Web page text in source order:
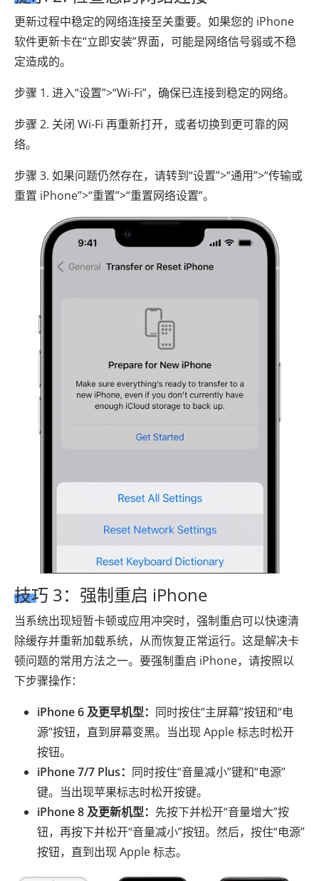
更新过程中稳定的网络连接至关重要。如果您的 iPhone
软件更新卡在“立即安装”界面，可能是网络信号弱或不稳
定造成的。
步骤 1. 进入“设置”>“Wi-Fi”，确保已连接到稳定的网络。
步骤 2. 关闭 Wi-Fi 再重新打开，或者切换到更可靠的网
络。
步骤 3. 如果问题仍然存在，请转到“设置”>“通用”>“传输或
重置 iPhone”>“重置”>“重置网络设置”。
技巧 3：强制重启 iPhone
当系统出现短暂卡顿或应用冲突时，强制重启可以快速清
除缓存并重新加载系统，从而恢复正常运行。这是解决卡
顿问题的常用方法之一。要强制重启 iPhone，请按照以
下步骤操作：
iPhone 6 及更早机型： 同时按住“主屏幕”按钮和“电
源”按钮，直到屏幕变黑。当出现 Apple 标志时松开
按钮。
iPhone 7/7 Plus： 同时按住“音量减小”键和“电源”
键。当出现苹果标志时松开按键。
iPhone 8 及更新机型： 先按下并松开“音量增大”按
钮，再按下并松开“音量减小”按钮。然后，按住“电源”
按钮，直到出现 Apple 标志。